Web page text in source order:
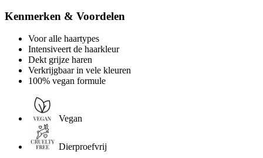
Kenmerken & Voordelen
Voor alle haartypes
Intensiveert de haarkleur
Dekt grijze haren
Verkrijgbaar in vele kleuren
100% vegan formule
Vegan
Dierproefvrij